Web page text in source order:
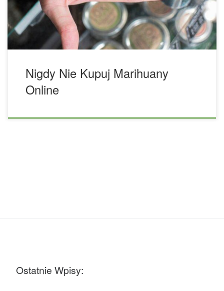
rozumiemy, jak ciężko musi być żyć w miejscu, w którym
marihuana jest […]
Nigdy Nie Kupuj Marihuany
Online
Ostatnie Wpisy: